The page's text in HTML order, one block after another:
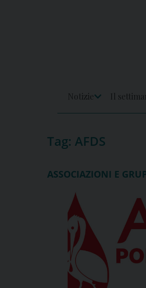
Notizie
Il
Tag: AFDS
ASSOCIAZIONI E